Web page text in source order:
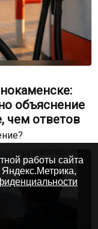
объяснение
чем ответов
работы сайта
Яндекс.Метрика,